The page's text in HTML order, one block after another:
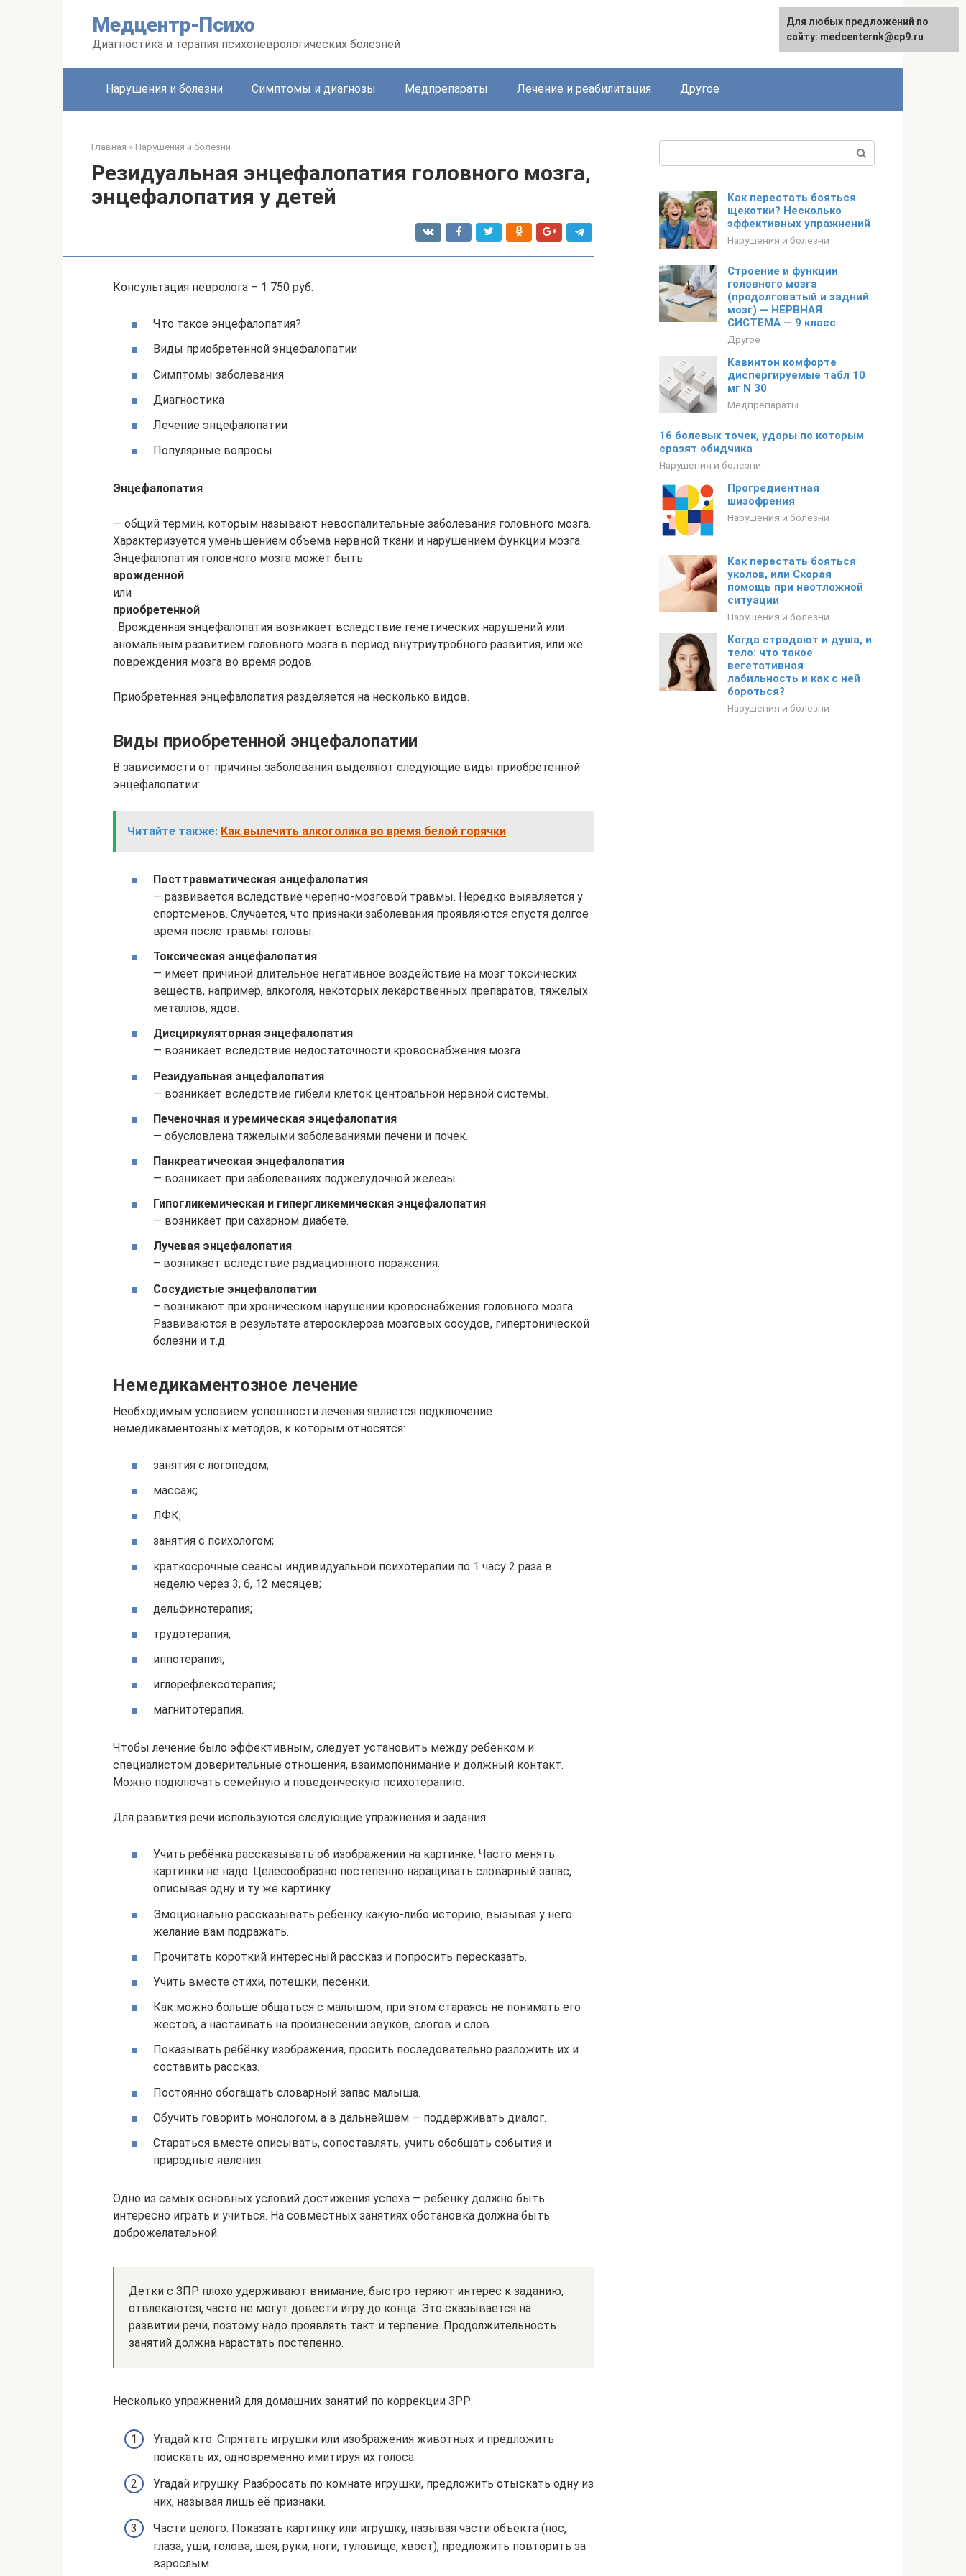
Медцентр-Психо
Диагностика и терапия психоневрологических болезней
English
Нарушения и болезни Симптомы и диагнозы Медпрепараты Лечение и реабилитация Другое
Главная » Нарушения и болезни
Резидуальная энцефалопатия головного мозга,
энцефалопатия у детей
Консультация невролога – 1 750 руб.
Что такое энцефалопатия?
Виды приобретенной энцефалопатии
Симптомы заболевания
Диагностика
Лечение энцефалопатии
Популярные вопросы
Энцефалопатия
— общий термин, которым называют невоспалительные заболевания головного мозга.
Характеризуется уменьшением объема нервной ткани и нарушением функции мозга.
Энцефалопатия головного мозга может быть
врожденной
или
приобретенной
. Врожденная энцефалопатия возникает вследствие генетических нарушений или
аномальным развитием головного мозга в период внутриутробного развития, или же
повреждения мозга во время родов.
Приобретенная энцефалопатия разделяется на несколько видов.
Виды приобретенной энцефалопатии
В зависимости от причины заболевания выделяют следующие виды приобретенной
энцефалопатии:
Читайте также: Как вылечить алкоголика во время белой горячки
Посттравматическая энцефалопатия
— развивается вследствие черепно-мозговой травмы. Нередко выявляется у
спортсменов. Случается, что признаки заболевания проявляются спустя долгое
время после травмы головы.
Токсическая энцефалопатия
— имеет причиной длительное негативное воздействие на мозг токсических
веществ, например, алкоголя, некоторых лекарственных препаратов, тяжелых
металлов, ядов.
Дисциркуляторная энцефалопатия
— возникает вследствие недостаточности кровоснабжения мозга.
Резидуальная энцефалопатия
— возникает вследствие гибели клеток центральной нервной системы.
Печеночная и уремическая энцефалопатия
— обусловлена тяжелыми заболеваниями печени и почек.
Панкреатическая энцефалопатия
— возникает при заболеваниях поджелудочной железы.
Гипогликемическая и гипергликемическая энцефалопатия
— возникает при сахарном диабете.
Лучевая энцефалопатия
– возникает вследствие радиационного поражения.
Сосудистые энцефалопатии
– возникают при хроническом нарушении кровоснабжения головного мозга.
Развиваются в результате атеросклероза мозговых сосудов, гипертонической
болезни и т.д.
Немедикаментозное лечение
Необходимым условием успешности лечения является подключение
немедикаментозных методов, к которым относятся:
занятия с логопедом;
массаж;
ЛФК;
занятия с психологом;
краткосрочные сеансы индивидуальной психотерапии по 1 часу 2 раза в
неделю через 3, 6, 12 месяцев;
дельфинотерапия;
трудотерапия;
иппотерапия;
иглорефлексотерапия;
магнитотерапия.
Чтобы лечение было эффективным, следует установить между ребёнком и
специалистом доверительные отношения, взаимопонимание и должный контакт.
Можно подключать семейную и поведенческую психотерапию.
Для развития речи используются следующие упражнения и задания:
Учить ребёнка рассказывать об изображении на картинке. Часто менять
картинки не надо. Целесообразно постепенно наращивать словарный запас,
описывая одну и ту же картинку.
Эмоционально рассказывать ребёнку какую-либо историю, вызывая у него
желание вам подражать.
Прочитать короткий интересный рассказ и попросить пересказать.
Учить вместе стихи, потешки, песенки.
Как можно больше общаться с малышом, при этом стараясь не понимать его
жестов, а настаивать на произнесении звуков, слогов и слов.
Показывать ребёнку изображения, просить последовательно разложить их и
составить рассказ.
Постоянно обогащать словарный запас малыша.
Обучить говорить монологом, а в дальнейшем — поддерживать диалог.
Стараться вместе описывать, сопоставлять, учить обобщать события и
природные явления.
Одно из самых основных условий достижения успеха — ребёнку должно быть
интересно играть и учиться. На совместных занятиях обстановка должна быть
доброжелательной.
Детки с ЗПР плохо удерживают внимание, быстро теряют интерес к заданию,
отвлекаются, часто не могут довести игру до конца. Это сказывается на
развитии речи, поэтому надо проявлять такт и терпение. Продолжительность
занятий должна нарастать постепенно.
Несколько упражнений для домашних занятий по коррекции ЗРР:
Угадай кто. Спрятать игрушки или изображения животных и предложить
поискать их, одновременно имитируя их голоса.
Угадай игрушку. Разбросать по комнате игрушки, предложить отыскать одну из
них, называя лишь её признаки.
Части целого. Показать картинку или игрушку, называя части объекта (нос,
глаза, уши, голова, шея, руки, ноги, туловище, хвост), предложить повторить за
взрослым.
Как перестать бояться
щекотки? Несколько
эффективных упражнений
Нарушения и болезни
Строение и функции
головного мозга
(продолговатый и задний
мозг) — НЕРВНАЯ
СИСТЕМА — 9 класс
Другое
Кавинтон комфорте
диспергируемые табл 10
мг N 30
Медпрепараты
16 болевых точек, удары по которым
сразят обидчика
Нарушения и болезни
Прогредиентная
шизофрения
Нарушения и болезни
Как перестать бояться
уколов, или Скорая
помощь при неотложной
ситуации
Нарушения и болезни
Когда страдают и душа, и
тело: что такое
вегетативная
лабильность и как с ней
бороться?
Нарушения и болезни
Для любых предложений по
сайту: medcenternk@cp9.ru